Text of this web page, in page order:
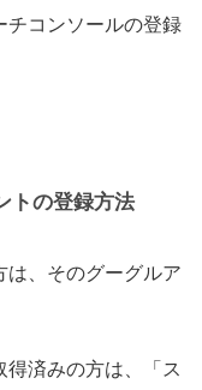
チコンソールの登録
トの登録方法
は、そのグーグルア
得済みの方は、「ス